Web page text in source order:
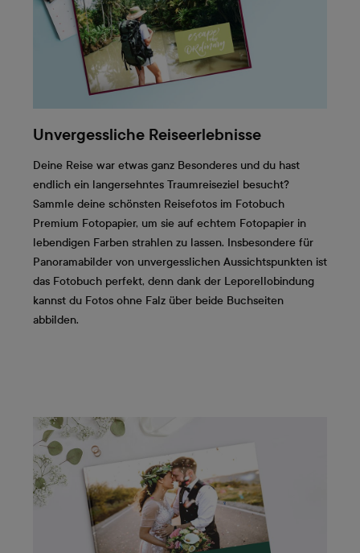
Unvergessliche Reiseerlebnisse
Deine Reise war etwas ganz Besonderes und du hast
endlich ein langersehntes Traumreiseziel besucht?
Sammle deine schönsten Reisefotos im Fotobuch
Premium Fotopapier, um sie auf echtem Fotopapier in
lebendigen Farben strahlen zu lassen. Insbesondere für
Panoramabilder von unvergesslichen Aussichtspunkten ist
das Fotobuch perfekt, denn dank der Leporellobindung
kannst du Fotos ohne Falz über beide Buchseiten
abbilden.